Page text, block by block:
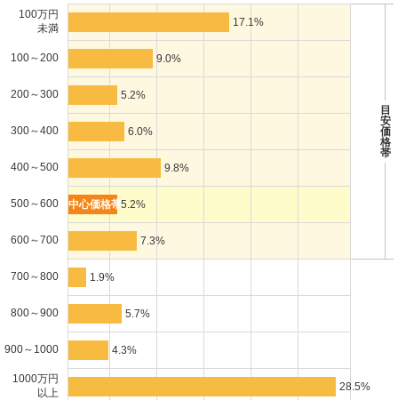
100万円
未満
17.1%
目
安
価
格
帯
100～200 9.0%
200～300 5.2%
300～400 6.0%
400～500 9.8%
500～600 5.2%
600～700 7.3%
700～800 1.9%
800～900 5.7%
900～1000 4.3%
1000万円
以上
28.5%